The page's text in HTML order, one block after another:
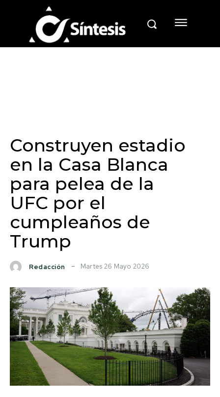
Construyen estadio
en la Casa Blanca
para pelea de la
UFC por el
cumpleaños de
Trump
Redacción Martes 26 Mayo 2026